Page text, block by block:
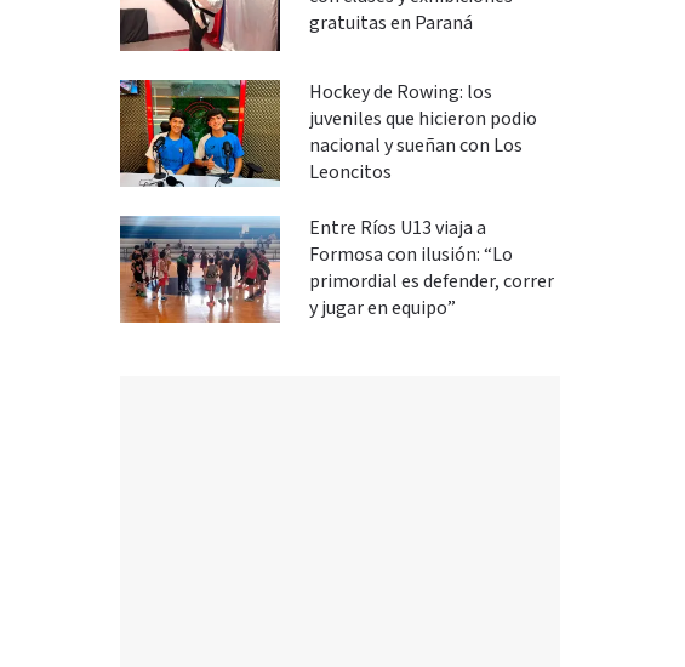
gratuitas en Paraná
Hockey de Rowing: los
juveniles que hicieron podio
nacional y sueñan con Los
Leoncitos
Entre Ríos U13 viaja a
Formosa con ilusión: “Lo
primordial es defender, correr
y jugar en equipo”